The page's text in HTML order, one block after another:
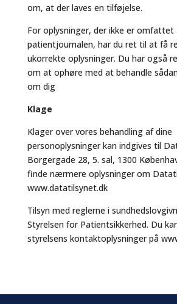
om, at der laves en tilføjelse.
For oplysninger, der ikke er omfattet
patientjournalen, har du ret til at få
ukorrekte oplysninger. Du har også
om at ophøre med at behandle
om dig
Klage
Klager over vores behandling af dine
personoplysninger kan indgives til
Borgergade 28, 5. sal, 1300
finde nærmere oplysninger om
www.datatilsynet.dk
Tilsyn med reglerne i
Styrelsen for Patientsikkerhed. Du
styrelsens kontaktoplysninger på